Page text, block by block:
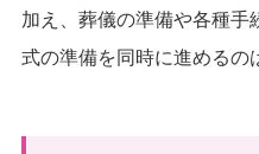
加え、葬儀の準備や各種手
式の準備を同時に進めるの